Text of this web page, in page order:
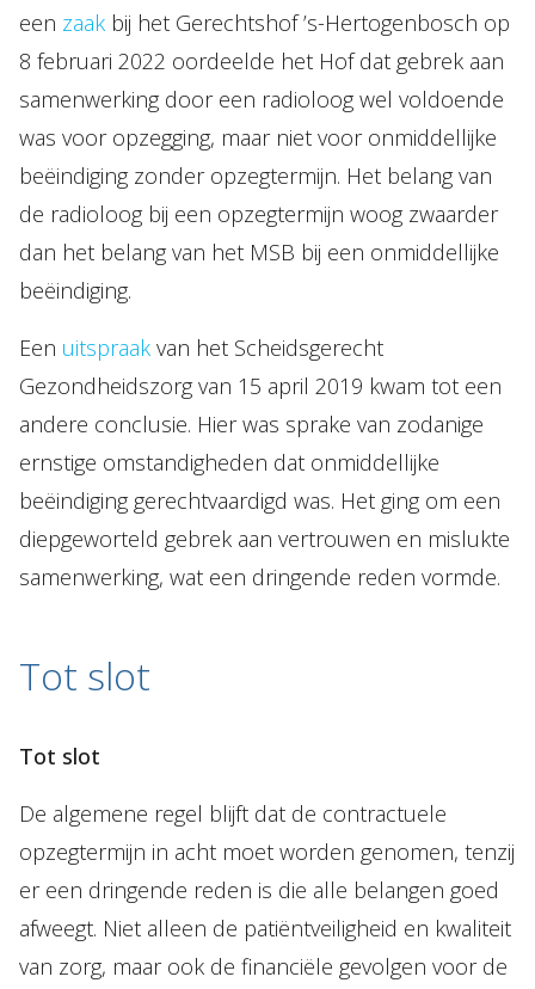
een zaak bij het Gerechtshof ’s-Hertogenbosch op
8 februari 2022 oordeelde het Hof dat gebrek aan
samenwerking door een radioloog wel voldoende
was voor opzegging, maar niet voor onmiddellijke
beëindiging zonder opzegtermijn. Het belang van
de radioloog bij een opzegtermijn woog zwaarder
dan het belang van het MSB bij een onmiddellijke
beëindiging.
Een uitspraak van het Scheidsgerecht
Gezondheidszorg van 15 april 2019 kwam tot een
andere conclusie. Hier was sprake van zodanige
ernstige omstandigheden dat onmiddellijke
beëindiging gerechtvaardigd was. Het ging om een
diepgeworteld gebrek aan vertrouwen en mislukte
samenwerking, wat een dringende reden vormde.
Tot slot
Tot slot
De algemene regel blijft dat de contractuele
opzegtermijn in acht moet worden genomen, tenzij
er een dringende reden is die alle belangen goed
afweegt. Niet alleen de patiëntveiligheid en kwaliteit
van zorg, maar ook de financiële gevolgen voor de